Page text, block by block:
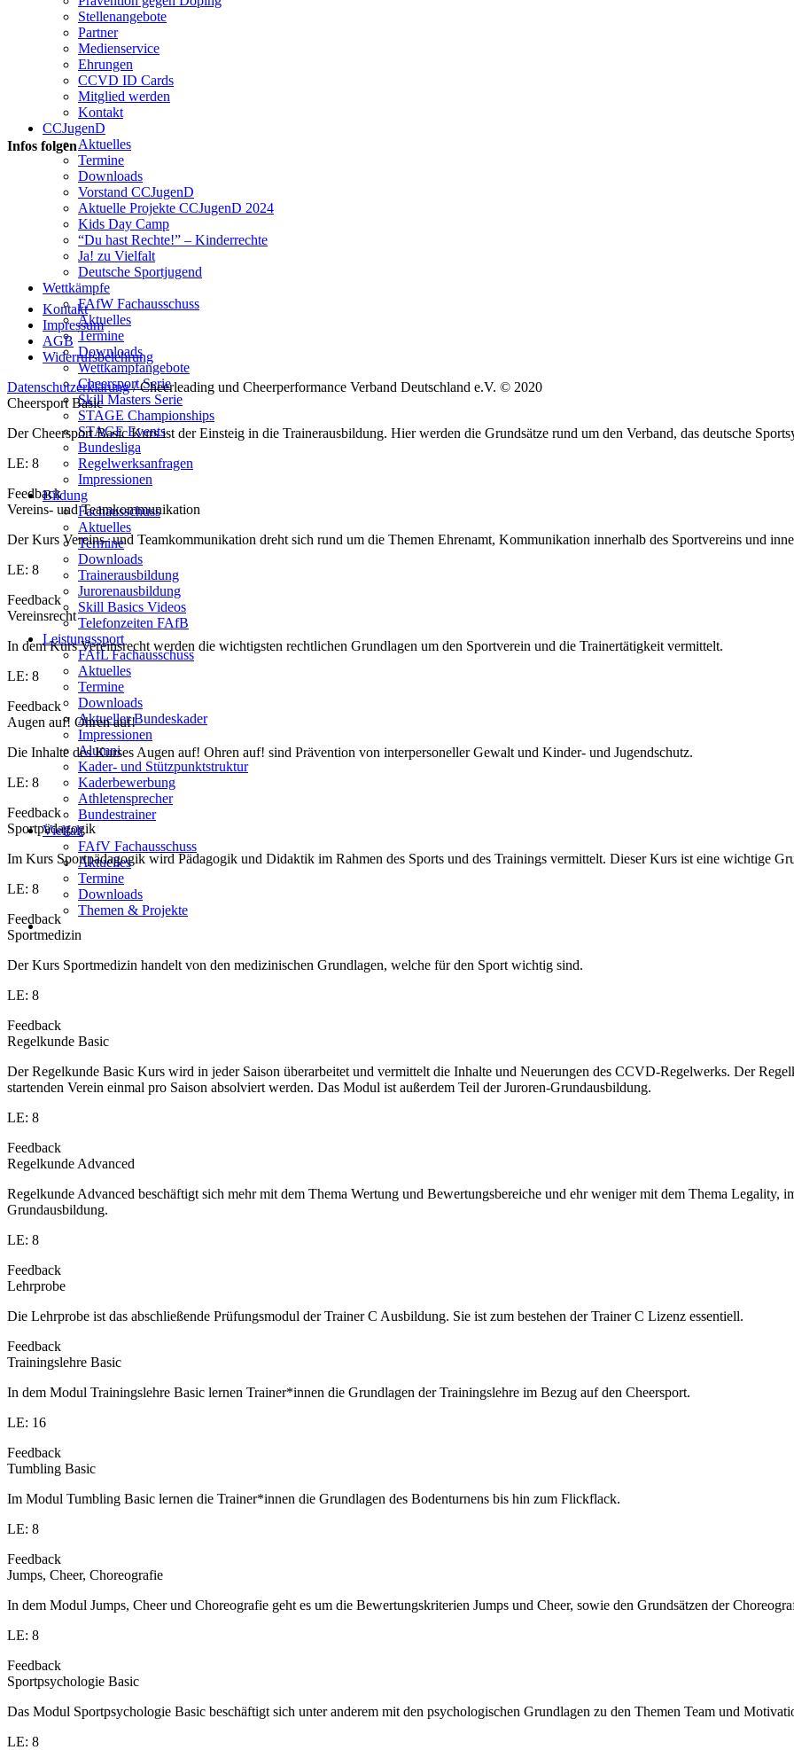
Stellenangebote
Partner
Medienservice
Ehrungen
CCVD ID Cards
Mitglied werden
Kontakt
CCJugenD
Aktuelles
Termine
Downloads
Vorstand CCJugenD
Aktuelle Projekte CCJugenD 2024
Kids Day Camp
“Du hast Rechte!” – Kinderrechte
Ja! zu Vielfalt
Deutsche Sportjugend
Wettkämpfe
FAfW Fachausschuss
Aktuelles
Termine
Downloads
Wettkampfangebote
Cheersport Serie
Skill Masters Serie
STAGE Championships
STAGE Events
Bundesliga
Regelwerksanfragen
Impressionen
Bildung
Fachausschuss
Aktuelles
Termine
Downloads
Trainerausbildung
Jurorenausbildung
Skill Basics Videos
Telefonzeiten FAfB
Leistungssport
FAfL Fachausschuss
Aktuelles
Termine
Downloads
Aktueller Bundeskader
Impressionen
Alumni
Kader- und Stützpunktstruktur
Kaderbewerbung
Athletensprecher
Bundestrainer
Vielfalt
FAfV Fachausschuss
Aktuelles
Termine
Downloads
Themen & Projekte
Infos folgen
Kontakt
Impressum
AGB
Widerrufsbelehrung
Datenschutzerklärung/ Cheerleading und Cheerperformance Verband Deutschland e.V. © 2020
Cheersport Basic
Der Cheersport Basic Kurs ist der Einsteig in die Trainerausbildung. Hier werden die Grundsätze rund um den Verband, das deutsche
LE: 8
Feedback
Vereins- und Teamkommunikation
Der Kurs Vereins- und Teamkommunikation dreht sich rund um die Themen Ehrenamt, Kommunikation innerhalb des Sportvereins und
LE: 8
Feedback
Vereinsrecht
In dem Kurs Vereinsrecht werden die wichtigsten rechtlichen Grundlagen um den Sportverein und die Trainertätigkeit vermittelt.
LE: 8
Feedback
Augen auf! Ohren auf!
Die Inhalte des Kurses Augen auf! Ohren auf! sind Prävention von interpersoneller Gewalt und Kinder- und Jugendschutz.
LE: 8
Feedback
Sportpädagogik
Im Kurs Sportpädagogik wird Pädagogik und Didaktik im Rahmen des Sports und des Trainings vermittelt. Dieser Kurs ist eine wichtige
LE: 8
Feedback
Sportmedizin
Der Kurs Sportmedizin handelt von den medizinischen Grundlagen, welche für den Sport wichtig sind.
LE: 8
Feedback
Regelkunde Basic
Der Regelkunde Basic Kurs wird in jeder Saison überarbeitet und vermittelt die Inhalte und Neuerungen des CCVD-Regelwerks. Der
startenden Verein einmal pro Saison absolviert werden. Das Modul ist außerdem Teil der Juroren-Grundausbildung.
LE: 8
Feedback
Regelkunde Advanced
Regelkunde Advanced beschäftigt sich mehr mit dem Thema Wertung und Bewertungsbereiche und ehr weniger mit dem Thema Legality,
Grundausbildung.
LE: 8
Feedback
Lehrprobe
Die Lehrprobe ist das abschließende Prüfungsmodul der Trainer C Ausbildung. Sie ist zum bestehen der Trainer C Lizenz essentiell.
Feedback
Trainingslehre Basic
In dem Modul Trainingslehre Basic lernen Trainer*innen die Grundlagen der Trainingslehre im Bezug auf den Cheersport.
LE: 16
Feedback
Tumbling Basic
Im Modul Tumbling Basic lernen die Trainer*innen die Grundlagen des Bodenturnens bis hin zum Flickflack.
LE: 8
Feedback
Jumps, Cheer, Choreografie
In dem Modul Jumps, Cheer und Choreografie geht es um die Bewertungskriterien Jumps und Cheer, sowie den Grundsätzen der
LE: 8
Feedback
Sportpsychologie Basic
Das Modul Sportpsychologie Basic beschäftigt sich unter anderem mit den psychologischen Grundlagen zu den Themen Team und
LE: 8